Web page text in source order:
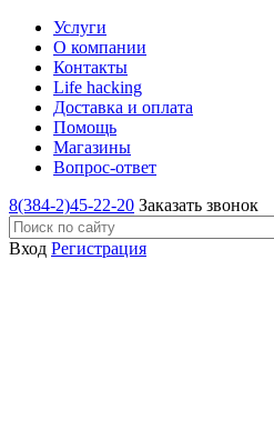
Услуги
О компании
Контакты
Life hacking
Доставка и оплата
Помощь
Магазины
Вопрос-ответ
8(384-2)45-22-20 Заказать звонок
Вход Регистрация